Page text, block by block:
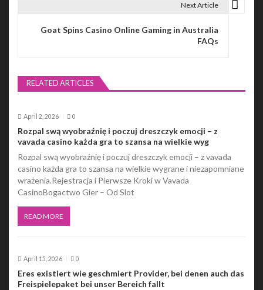
i
g
a
t
i
o
n
Next Article
Goat Spins Casino Online Gaming in Australia
FAQs
RELATED ARTICLES
April 2, 2026 0
Rozpal swą wyobraźnię i poczuj dreszczyk emocji – z
vavada casino każda gra to szansa na wielkie wyg
Rozpal swą wyobraźnię i poczuj dreszczyk emocji – z vavada
casino każda gra to szansa na wielkie wygrane i niezapomniane
wrażenia.Rejestracja i Pierwsze Kroki w Vavada
CasinoBogactwo Gier – Od Slot
READ MORE
April 15, 2026 0
Eres existiert wie geschmiert Provider, bei denen auch das
Freispielepaket bei unser Bereich fallt